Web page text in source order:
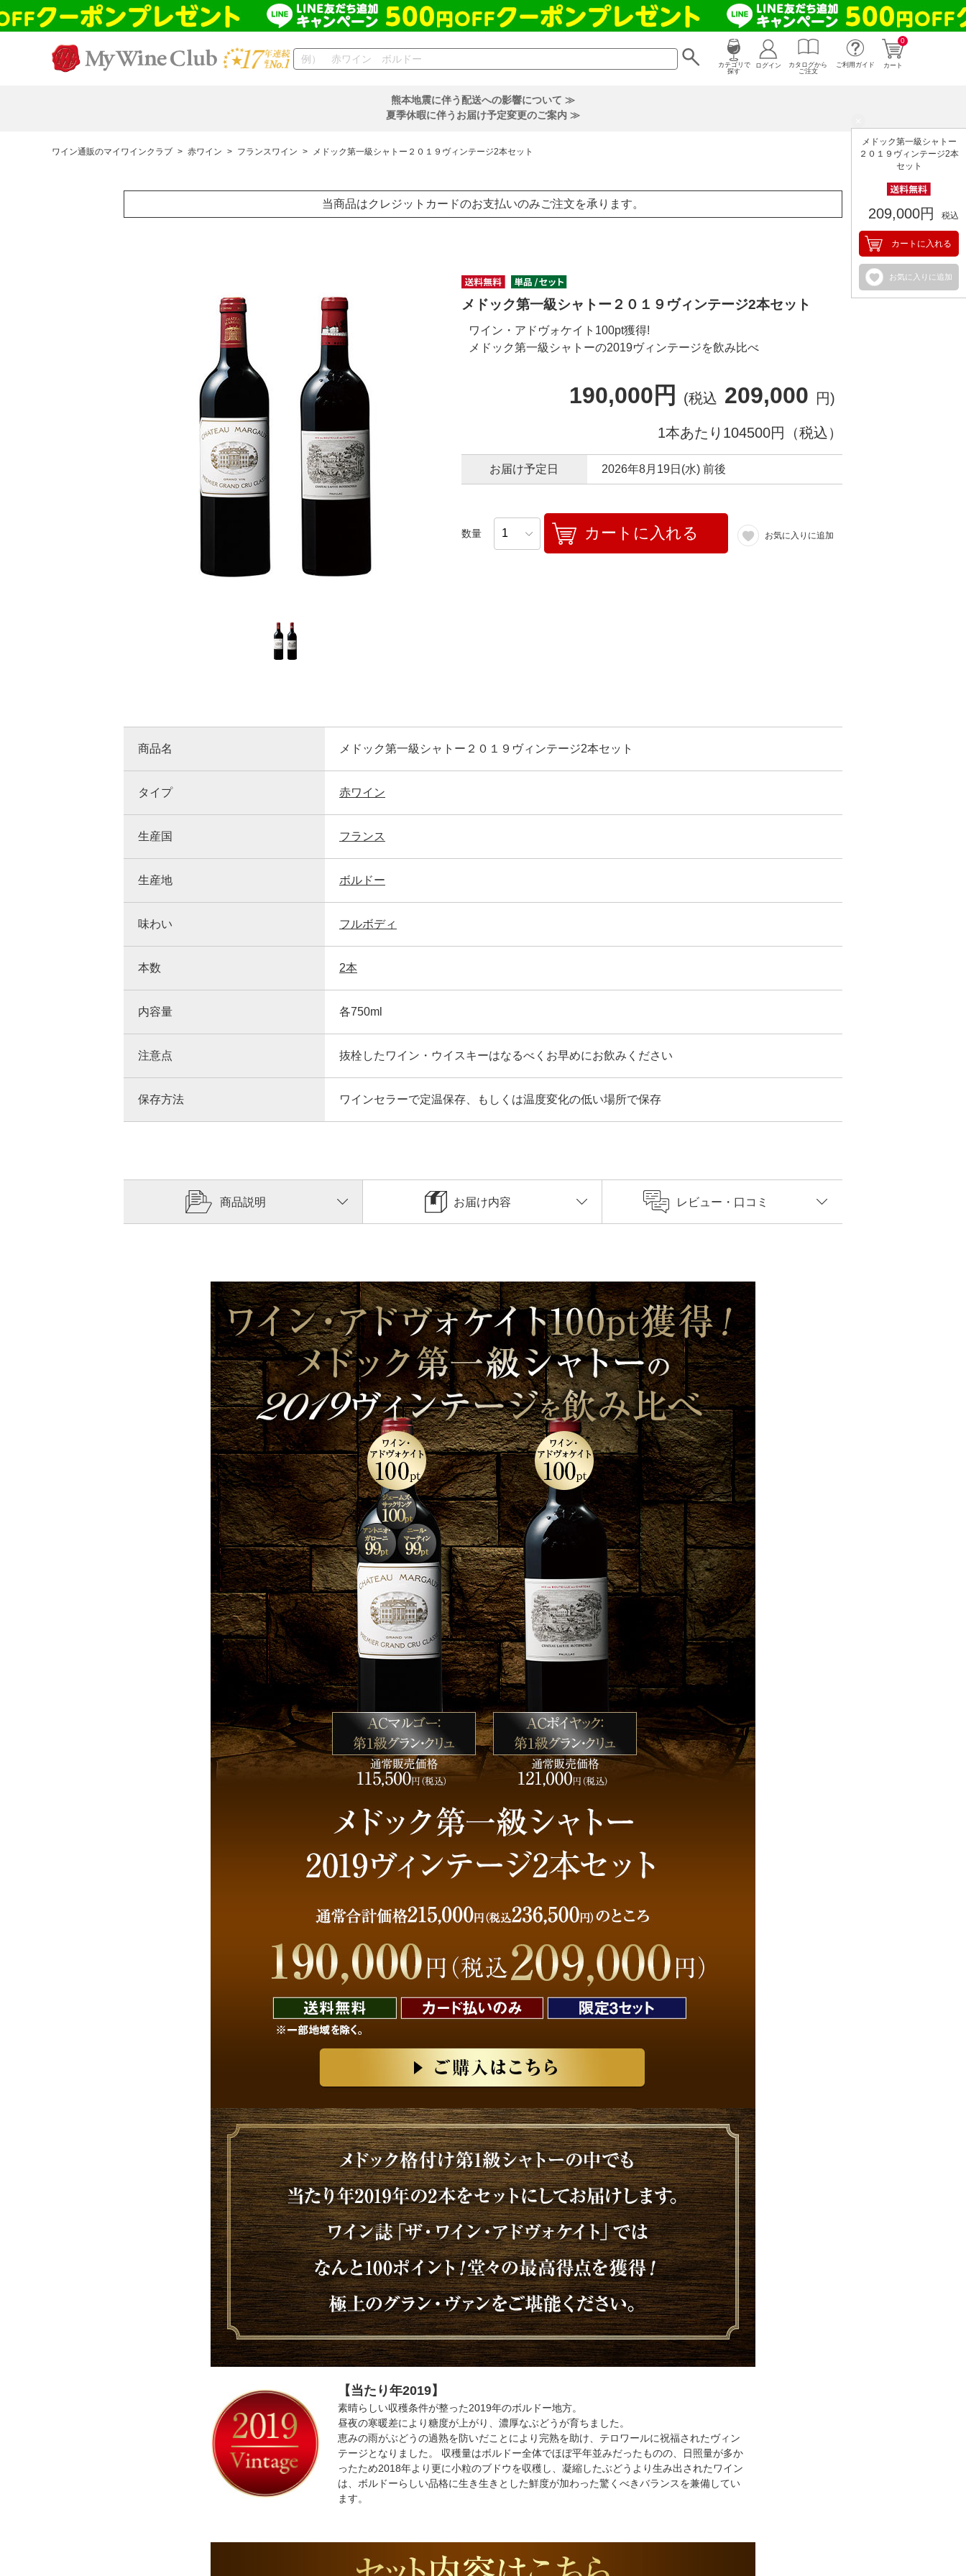
カテゴリで
探す
0
カート
ログイン
カタログから
ご注文
ご利用ガイド
熊本地震に伴う配送への影響について ≫
夏季休暇に伴うお届け予定変更のご案内 ≫
ワイン通販のマイワインクラブ > 赤ワイン > フランスワイン > メドック第一級シャトー２０１９ヴィンテージ2本セット
メドック第一級シャトー
２０１９ヴィンテージ2本
セット
209,000円 税込
カートに入れる
お気に入りに追加
当商品はクレジットカードのお支払いのみご注文を承ります。
メドック第一級シャトー２０１９ヴィンテージ2本セット
ワイン・アドヴォケイト100pt獲得!
メドック第一級シャトーの2019ヴィンテージを飲み比べ
190,000円 (税込 209,000 円)
1本あたり104500円（税込）
お届け予定日 2026年8月19日(水) 前後
数量 カートに入れる お気に入りに追加
商品名 メドック第一級シャトー２０１９ヴィンテージ2本セット
タイプ 赤ワイン
生産国 フランス
生産地 ボルドー
味わい フルボディ
本数 2本
内容量 各750ml
注意点 抜栓したワイン・ウイスキーはなるべくお早めにお飲みください
保存方法 ワインセラーで定温保存、もしくは温度変化の低い場所で保存
商品説明 お届け内容 レビュー ・口コミ
【当たり年2019】
素晴らしい収穫条件が整った2019年のボルドー地方。
昼夜の寒暖差により糖度が上がり、濃厚なぶどうが育ちました。
恵みの雨がぶどうの過熟を防いだことにより完熟を助け、テロワールに祝福されたヴィン
テージとなりました。 収穫量はボルドー全体でほぼ平年並みだったものの、日照量が多か
ったため2018年より更に小粒のブドウを収穫し、凝縮したぶどうより生み出されたワイン
は、ボルドーらしい品格に生き生きとした鮮度が加わった驚くべきバランスを兼備してい
ます。